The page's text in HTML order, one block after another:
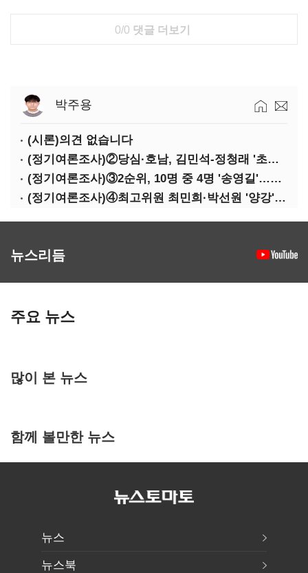
0/0 댓글 더보기
박주용
(시론)의견 없습니다
(정기여론조사)②당심·호남, 김민석-정청래 '초접전'
(정기여론조사)③2순위, 10명 중 4명 '송영길'…정청래 '한 자릿수'
(정기여론조사)④최고위원 최민희·박선원 '양강'…서미화·이성윤·임미애 뒤이어
뉴스리듬
주요 뉴스
많이 본 뉴스
함께 볼만한 뉴스
뉴스
뉴스북